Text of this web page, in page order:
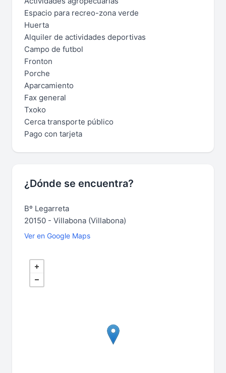
Espacio para recreo-zona verde
Huerta
Alquiler de actividades deportivas
Campo de futbol
Fronton
Porche
Aparcamiento
Fax general
Txoko
Cerca transporte público
Pago con tarjeta
¿Dónde se encuentra?
Bº Legarreta
20150 - Villabona (Villabona)
Ver en Google Maps